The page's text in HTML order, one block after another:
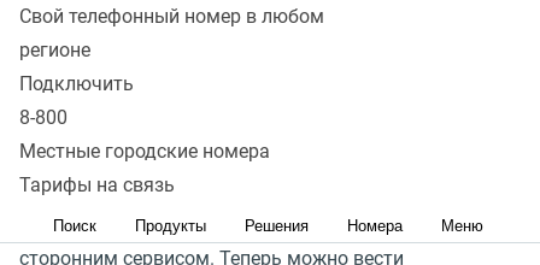
Свой телефонный номер в любом
регионе
Подключить
8-800
Местные городские номера
Тарифы на связь
Поиск Продукты Решения Номера Меню
CRM-системы. Доступ к функциям Контакт-центра
прямо из окна платформы позволяет не терять лиды
и ускорить работу с клиентами.
Открытое API позволяет использовать функции
Контакт-центра MANGO OFFICE во внешних системах
и настраивать интеграцию практически с любым
сторонним сервисом. Теперь можно вести